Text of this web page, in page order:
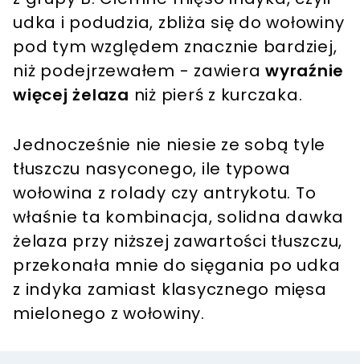
udka i podudzia, zbliża się do wołowiny
pod tym względem znacznie bardziej,
niż podejrzewałem - zawiera wyraźnie
więcej żelaza niż pierś z kurczaka.
Jednocześnie nie niesie ze sobą tyle
tłuszczu nasyconego, ile typowa
wołowina z rolady czy antrykotu. To
właśnie ta kombinacja, solidna dawka
żelaza przy niższej zawartości tłuszczu,
przekonała mnie do sięgania po udka
z indyka zamiast klasycznego mięsa
mielonego z wołowiny.